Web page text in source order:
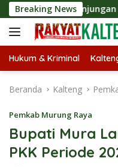
Langsung
ke
konten
Breaking News
Kunjungan Kaji Tiru
Hukum & Kriminal
Beranda Kalteng
Pemkab Murung Raya
Bupati Mura
PKK Periode